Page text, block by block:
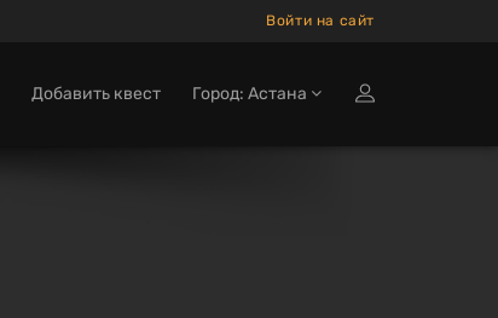
Войти на сайт
Добавить квест Город: Астана